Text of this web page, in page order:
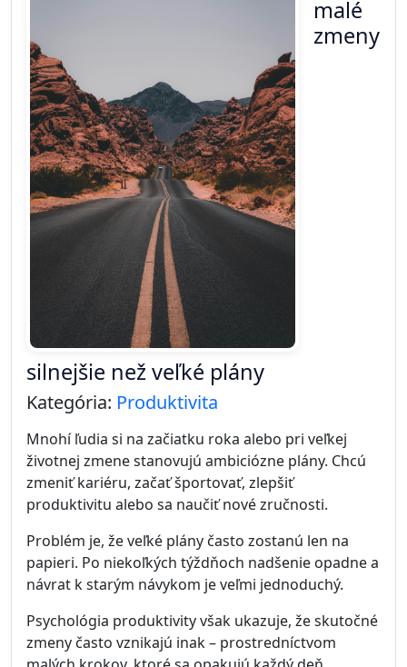
nastaviť deň tak, aby ste mali viac
energie
Kategória: Produktivita
Mnohí ľudia majú pocit, že im počas dňa chýba
energia. Ráno začnú produktívne, no popoludní sa
objaví únava, znížená koncentrácia a pokles
Často pritom nejde o nedostatok času, ale o
nesprávne nastavenie denného režimu. Ak si deň
nastavíte rozumne, môžete mať viac energie a
zvládnuť viac práce bez zbytočného stresu.
Energia je dôležitejšia než čas
Produktivita nezávisí len od počtu hodín, ktoré
počas dňa k dispozícii.
Ak sa naučíte pracovať s energiou, dokážete z
Krok 1 – Začnite deň bez stresu